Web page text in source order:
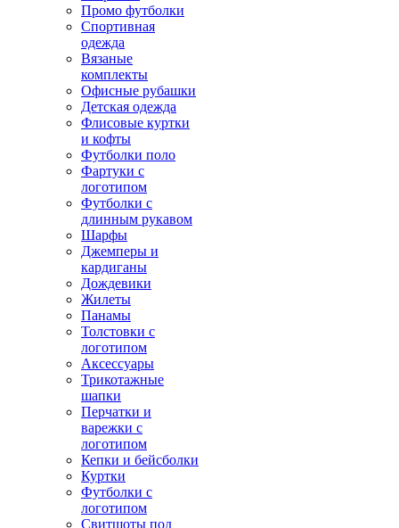
Промо футболки
Спортивная
одежда
Вязаные
комплекты
Офисные рубашки
Детская одежда
Флисовые куртки
и кофты
Футболки поло
Фартуки с
логотипом
Футболки с
длинным рукавом
Шарфы
Джемперы и
кардиганы
Дождевики
Жилеты
Панамы
Толстовки с
логотипом
Аксессуары
Трикотажные
шапки
Перчатки и
варежки с
логотипом
Кепки и бейсболки
Куртки
Футболки с
логотипом
Свитшоты под